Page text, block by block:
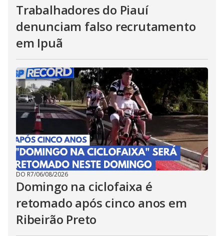
Trabalhadores do Piauí
denunciam falso recrutamento
em Ipuã
DO R7/06/08/2026
Domingo na ciclofaixa é
retomado após cinco anos em
Ribeirão Preto